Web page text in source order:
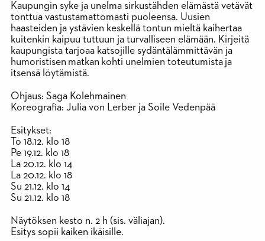
Kaupungin syke ja unelma sirkustähden elämästä vetävät
tonttua vastustamattomasti puoleensa. Uusien
haasteiden ja ystävien keskellä tontun mieltä kaihertaa
kuitenkin kaipuu tuttuun ja turvalliseen elämään. Kirjeitä
kaupungista tarjoaa katsojille sydäntälämmittävän ja
humoristisen matkan kohti unelmien toteutumista ja
itsensä löytämistä.
Ohjaus: Saga Kolehmainen
Koreografia: Julia von Lerber ja Soile Vedenpää
Esitykset:
To 18.12. klo 18
Pe 19.12. klo 18
La 20.12. klo 14
La 20.12. klo 18
Su 21.12. klo 14
Su 21.12. klo 18
Näytöksen kesto n. 2 h (sis. väliajan).
Esitys sopii kaiken ikäisille.